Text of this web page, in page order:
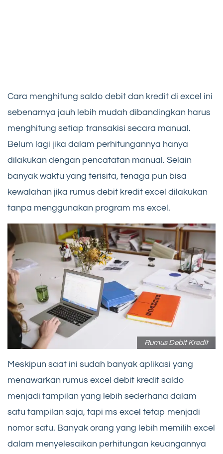
Cara menghitung saldo debit dan kredit di excel ini
sebenarnya jauh lebih mudah dibandingkan harus
menghitung setiap transakisi secara manual.
Belum lagi jika dalam perhitungannya hanya
dilakukan dengan pencatatan manual. Selain
banyak waktu yang terisita, tenaga pun bisa
kewalahan jika rumus debit kredit excel dilakukan
tanpa menggunakan program ms excel.
Rumus Debit Kredit
Meskipun saat ini sudah banyak aplikasi yang
menawarkan rumus excel debit kredit saldo
menjadi tampilan yang lebih sederhana dalam
satu tampilan saja, tapi ms excel tetap menjadi
nomor satu. Banyak orang yang lebih memilih excel
dalam menyelesaikan perhitungan keuangannya